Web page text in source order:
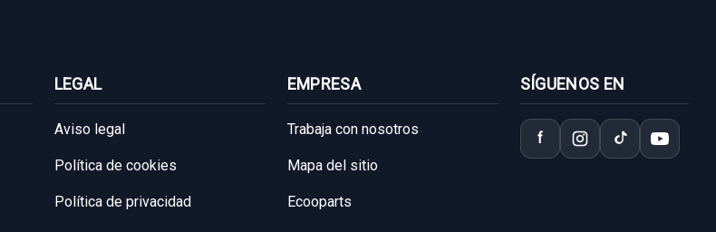
LEGAL
Aviso legal
Política de cookies
Política de privacidad
EMPRESA
Trabaja con nosotros
Mapa del sitio
Ecooparts
SÍGUENOS EN
f